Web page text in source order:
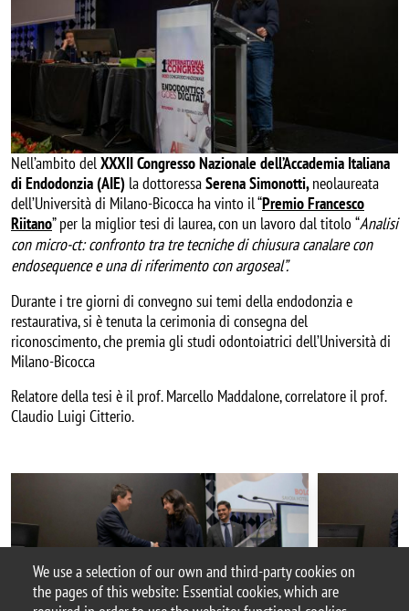
We use a selection of our own and third-party cookies on
the pages of this website: Essential cookies, which are
Nell’ambito delXXXII Congresso Nazionale dell’Accademia Italiana
di Endodonzia (AIE) la dottoressaSerena Simonotti,neolaureata
dell’Università di Milano-Bicocca ha vinto il “Premio Francesco
Riitano” per la miglior tesi di laurea, con un lavoro dal titolo“Analisi
con micro-ct: confronto tra tre tecniche di chiusura canalare con
endosequence e una di riferimento con argoseal”.
Durante i tre giorni di convegno sui temi della endodonzia e
restaurativa, si è tenuta la cerimonia di consegna del
riconoscimento, che premia gli studi odontoiatrici dell’Università di
Milano-Bicocca
Relatore della tesi è il prof. Marcello Maddalone, correlatore il prof.
Claudio Luigi Citterio.